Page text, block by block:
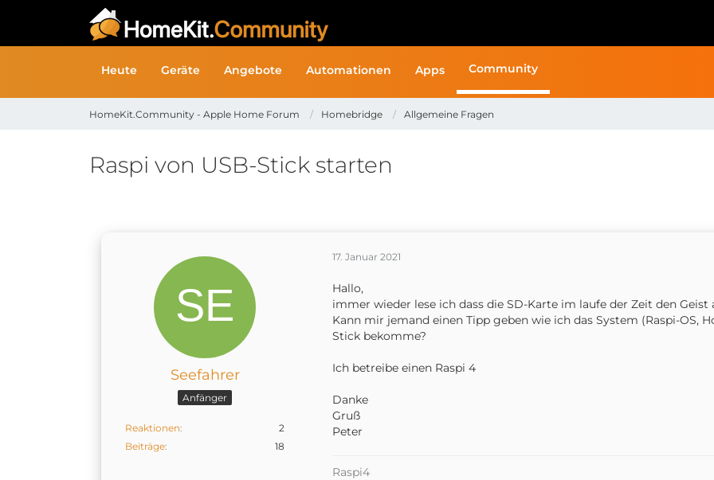
Heute Geräte Angebote Automationen Apps Community
HomeKit.Community - Apple Home Forum Homebridge Allgemeine Fragen
Raspi von USB-Stick starten
Seefahrer
Anfänger
Reaktionen
2
Beiträge
18
17. Januar 2021
Hallo,
immer wieder lese ich dass die SD-Karte im laufe der Zeit den Geist
Kann mir jemand einen Tipp geben wie ich das System (Raspi-OS,
Stick bekomme?
Ich betreibe einen Raspi 4
Danke
Gruß
Peter
Raspi4